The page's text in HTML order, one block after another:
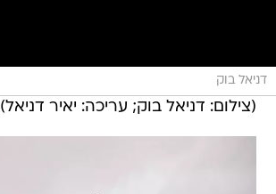
דניאל בוק
(צילום: דניאל בוק; עריכה: יאיר דניאל)